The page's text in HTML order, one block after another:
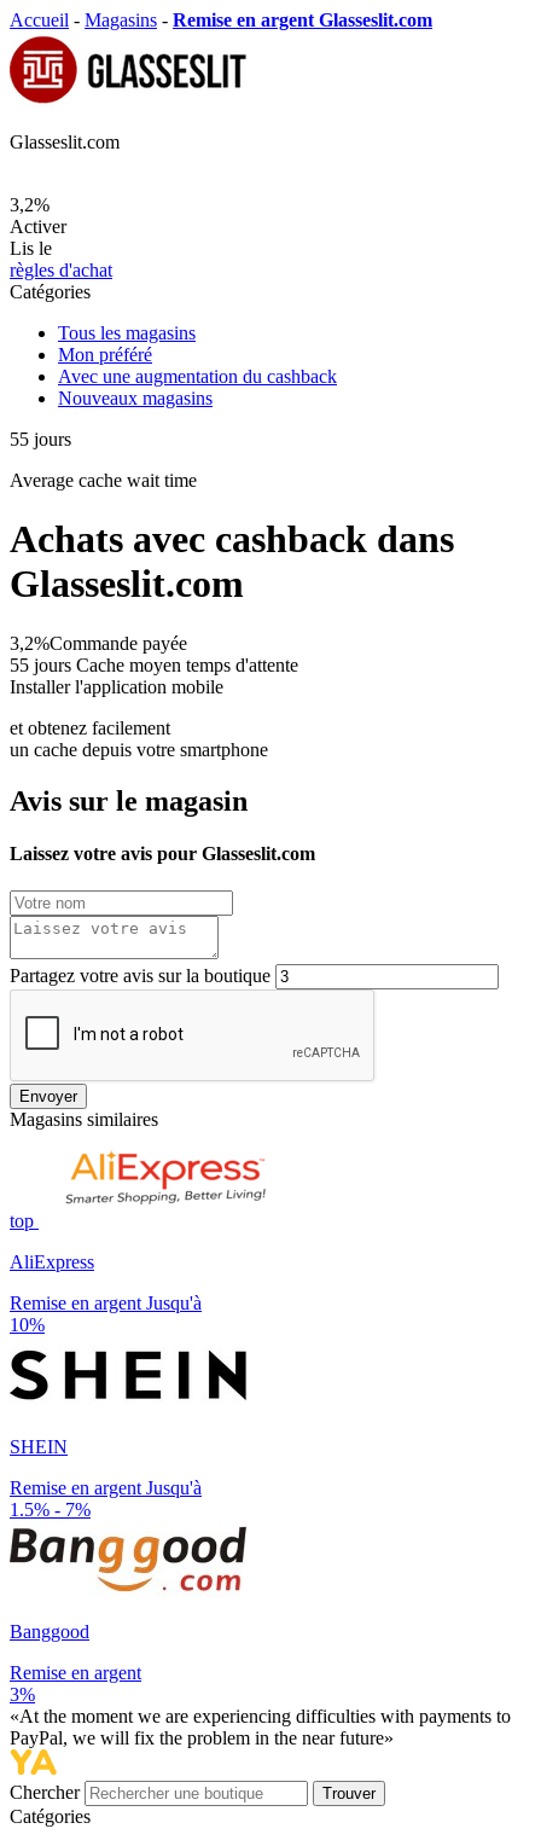
Accueil - Magasins - Remise en argent Glasseslit.com
Glasseslit.com
3,2%
Activer
Lis le
règles d'achat
Catégories
Tous les magasins
Mon préféré
Avec une augmentation du cashback
Nouveaux magasins
55 jours
Average cache wait time
Achats avec cashback dans
Glasseslit.com
3,2%Commande payée
55 jours Cache moyen temps d'attente
Installer l'application mobile
et obtenez facilement
un cache depuis votre smartphone
Avis sur le magasin
Laissez votre avis pour Glasseslit.com
Partagez votre avis sur la boutique
Envoyer
Magasins similaires
top
AliExpress
Remise en argent Jusqu'à
10%
SHEIN
Remise en argent Jusqu'à
1.5% - 7%
Banggood
Remise en argent
3%
«At the moment we are experiencing difficulties with payments to
PayPal, we will fix the problem in the near future»
Chercher Trouver
Catégories